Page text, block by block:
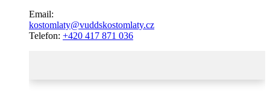
Email:
kostomlaty@vuddskostomlaty.cz
Telefon: +420 417 871 036